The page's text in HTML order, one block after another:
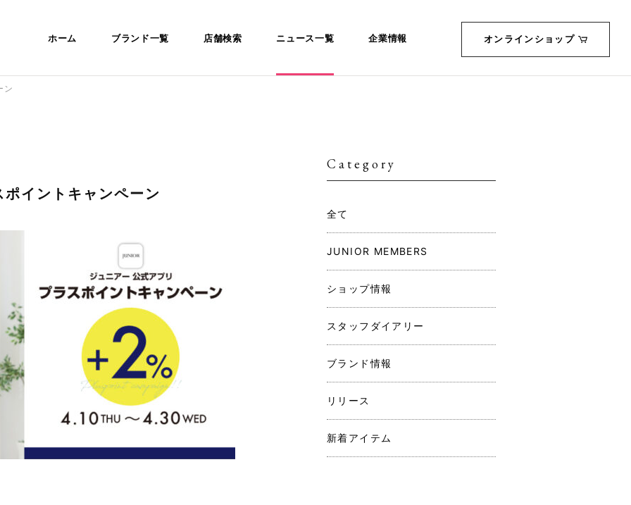
ホーム ブランド一覧 店舗検索 ニュース一覧 企業情報 オンラインショップ
ン
ポイントキャンペーン
Category
全て
JUNIOR MEMBERS
ショップ情報
スタッフダイアリー
ブランド情報
リリース
新着アイテム